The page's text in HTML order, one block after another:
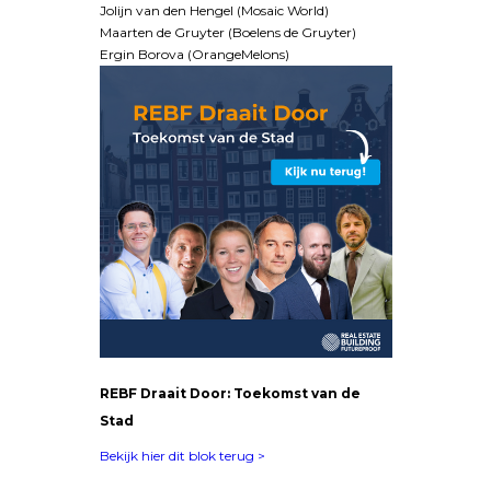
Jolijn van den Hengel (Mosaic World)
Maarten de Gruyter (Boelens de Gruyter)
Ergin Borova (OrangeMelons)
REBF Draait Door: Toekomst van de
Stad
Bekijk hier dit blok terug >